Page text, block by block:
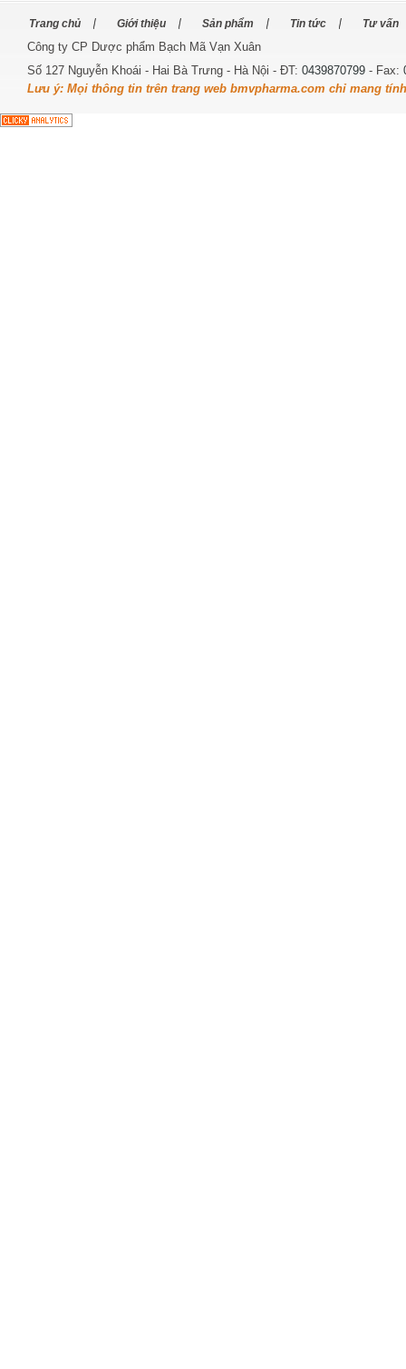
Trang chủ Giới thiệu Sản phẩm Tin tức Tư vấn
Công ty CP Dược phẩm Bạch Mã Vạn Xuân
Số 127 Nguyễn Khoái - Hai Bà Trưng - Hà Nội - ĐT: 0439870799 - Fax:
Lưu ý: Mọi thông tin trên trang web bmvpharma.com chỉ mang